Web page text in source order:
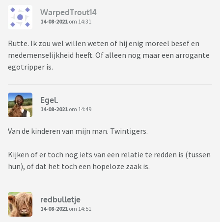
WarpedTrout14
14-08-2021 om 14:31
Rutte. Ik zou wel willen weten of hij enig moreel besef en
medemenselijkheid heeft. Of alleen nog maar een arrogante
egotripper is.
Egel.
14-08-2021 om 14:49
Van de kinderen van mijn man. Twintigers.
Kijken of er toch nog iets van een relatie te redden is (tussen
hun), of dat het toch een hopeloze zaak is.
redbulletje
14-08-2021 om 14:51